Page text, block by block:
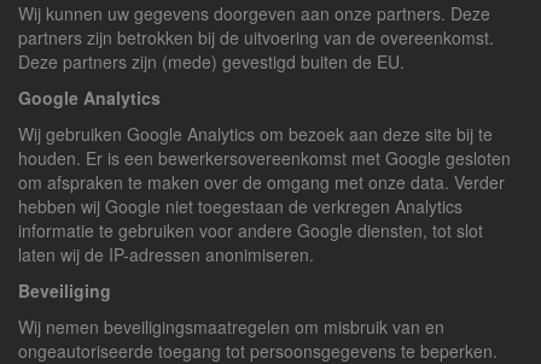
Wij kunnen uw gegevens doorgeven aan onze partners. Deze
partners zijn betrokken bij de uitvoering van de overeenkomst.
Deze partners zijn (mede) gevestigd buiten de EU.
Google Analytics
Wij gebruiken Google Analytics om bezoek aan deze site bij te
houden. Er is een bewerkersovereenkomst met Google gesloten
om afspraken te maken over de omgang met onze data. Verder
hebben wij Google niet toegestaan de verkregen Analytics
informatie te gebruiken voor andere Google diensten, tot slot
laten wij de IP-adressen anonimiseren.
Beveiliging
Wij nemen beveiligingsmaatregelen om misbruik van en
ongeautoriseerde toegang tot persoonsgegevens te beperken.